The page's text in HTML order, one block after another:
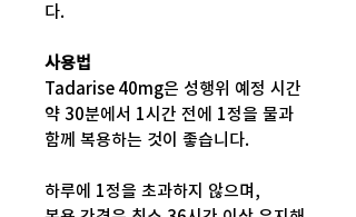
다.
사용법
Tadarise 40mg은 성행위 예정 시간
약 30분에서 1시간 전에 1정을 물과
함께 복용하는 것이 좋습니다.
하루에 1정을 초과하지 않으며,